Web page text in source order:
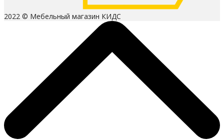
2022 © Мебельный магазин КИДС